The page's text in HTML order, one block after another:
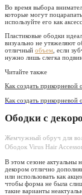
Во время выбора
которые могут
используйте его как
Пластиковые ободки
визуально не утяжеляют
отличный объем , если
нужно лишь слегка
Читайте также
Как создать
Как создать
Ободки с
Жемчужный обруч для
Ободок Virus Hair
В этом сезоне актуальны
декором отлично
или использовать как
чтобы форма не была
такие варианты